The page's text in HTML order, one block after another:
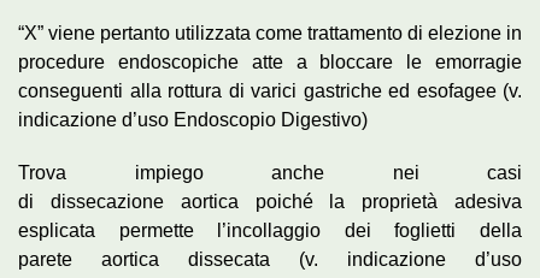
“X” viene pertanto utilizzata come trattamento di elezione in
procedure endoscopiche atte a bloccare le emorragie
conseguenti alla rottura di varici gastriche ed esofagee (v.
indicazione d’uso Endoscopio Digestivo)
Trova impiego anche nei casi
di dissecazione aortica poiché la proprietà adesiva
esplicata permette l’incollaggio dei foglietti della
parete aortica dissecata (v. indicazione d’uso